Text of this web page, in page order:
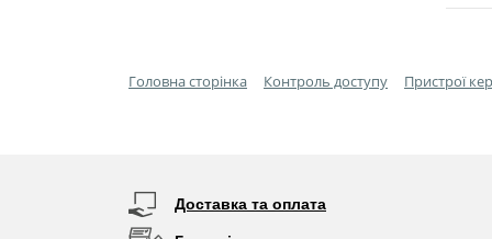
Головна сторінка Контроль доступу Пристрої
Доставка та оплата